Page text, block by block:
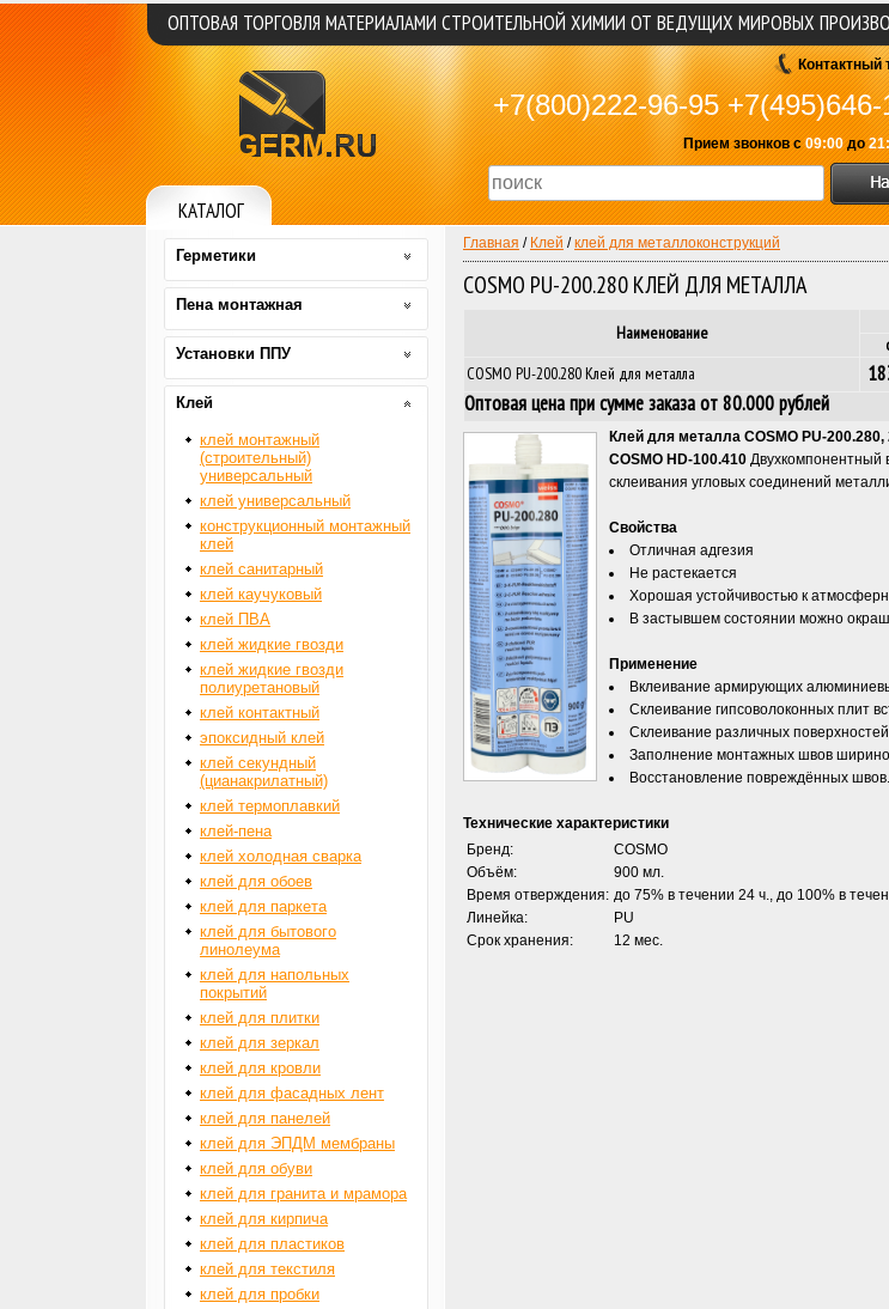
Главная / Клей /клей для металлоконструкций
COSMO PU-200.280 КЛЕЙ ДЛЯ МЕТАЛЛА
Наименование
COSMO PU-200.280 Клей для металла
Оптовая цена при сумме заказа от 80.000 рублей
Клей для металла COSMO PU-200.280,
COSMO HD-100.410 Двухкомпонентный
склеивания угловых соединений
Свойства
Отличная адгезия
Не растекается
Хорошая устойчивостью к
В застывшем состоянии можно
Применение
Вклеивание армирующих
Склеивание гипсоволоконных плит
Склеивание различных
Заполнение монтажных швов
Восстановление повреждённых швов.
Технические характеристики
Бренд:
Объём:
Время отверждения:
Линейка:
Срок хранения:
COSMO
900 мл.
до 75% в течении 24 ч., до 100% в
PU
12 мес.
Герметики
Пена монтажная
Установки ППУ
Клей
клей монтажный
(строительный)
универсальный
клей универсальный
конструкционный монтажный
клей
клей санитарный
клей каучуковый
клей ПВА
клей жидкие гвозди
клей жидкие гвозди
полиуретановый
клей контактный
эпоксидный клей
клей секундный
(цианакрилатный)
клей термоплавкий
клей-пена
клей холодная сварка
клей для обоев
клей для паркета
клей для бытового
линолеума
клей для напольных
покрытий
клей для плитки
клей для зеркал
клей для кровли
клей для фасадных лент
клей для панелей
клей для ЭПДМ мембраны
клей для обуви
клей для гранита и мрамора
клей для кирпича
клей для пластиков
клей для текстиля
клей для пробки
ОПТОВАЯ ТОРГОВЛЯ МАТЕРИАЛАМИ СТРОИТЕЛЬНОЙ ХИМИИ ОТ ВЕДУЩИХ МИРОВЫХ
КАТАЛОГ
Контактный
+7(800)222-96-95 +7(495)646-
Прием звонков с09:00до